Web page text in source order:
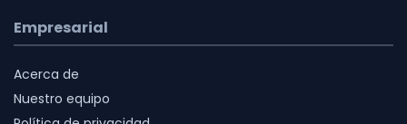
Empresarial
Acerca de
Nuestro equipo